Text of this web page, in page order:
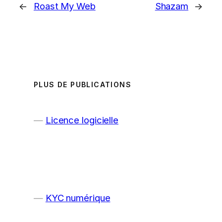
← Roast My Web Shazam →
PLUS DE PUBLICATIONS
Licence logicielle
KYC numérique